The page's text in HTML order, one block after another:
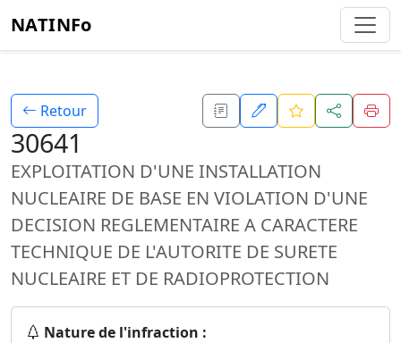
NATINFo
Retour
30641
EXPLOITATION D'UNE INSTALLATION
NUCLEAIRE DE BASE EN VIOLATION D'UNE
DECISION REGLEMENTAIRE A CARACTERE
TECHNIQUE DE L'AUTORITE DE SURETE
NUCLEAIRE ET DE RADIOPROTECTION
Nature de l'infraction :